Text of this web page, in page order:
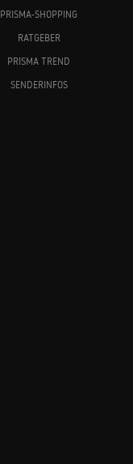
PRISMA-SHOPPING
RATGEBER
PRISMA TREND
SENDERINFOS